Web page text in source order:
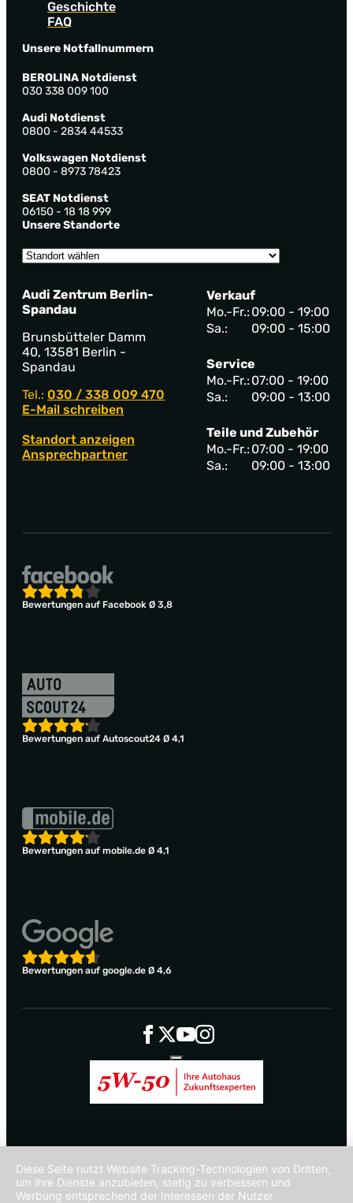
Geschichte
FAQ
Unsere Notfallnummern
BEROLINA Notdienst
030 338 009 100
Audi Notdienst
0800 - 2834 44533
Volkswagen Notdienst
0800 - 8973 78423
SEAT Notdienst
06150 - 18 18 999
Unsere Standorte
Audi Zentrum Berlin-
Spandau
Brunsbütteler Damm
40, 13581 Berlin -
Spandau
Tel.: 030 / 338 009 470
E-Mail schreiben
Standort anzeigen
Ansprechpartner
Verkauf
Mo.-Fr.: 09:00 - 19:00
Sa.:
09:00 - 15:00
Service
Mo.-Fr.: 07:00 - 19:00
Sa.:
09:00 - 13:00
Teile und Zubehör
Mo.-Fr.: 07:00 - 19:00
Sa.:
09:00 - 13:00
Bewertungen auf Facebook Ø 3,8
Bewertungen auf Autoscout24 Ø 4,1
Bewertungen auf mobile.de Ø 4,1
Bewertungen auf google.de Ø 4,6
Diese Seite nutzt Website Tracking-Technologien von Dritten,
um ihre Dienste anzubieten, stetig zu verbessern und
Werbung entsprechend der Interessen der Nutzer